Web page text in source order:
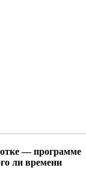
— программе
ли времени